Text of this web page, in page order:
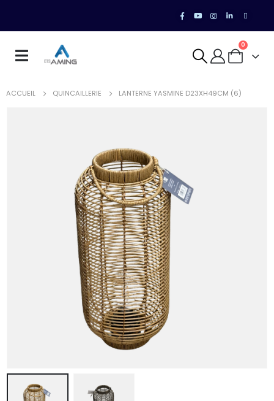
0
ACCUEIL QUINCAILLERIE LANTERNE YASMINE D23XH49CM (6)